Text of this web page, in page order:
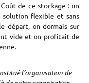
de ce stockage : un
solution flexible et sans
départ, on dormais sur
vide et on profitait de
l’organisation de